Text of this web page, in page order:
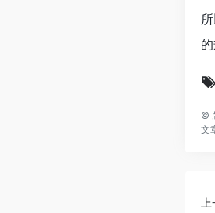
©
文